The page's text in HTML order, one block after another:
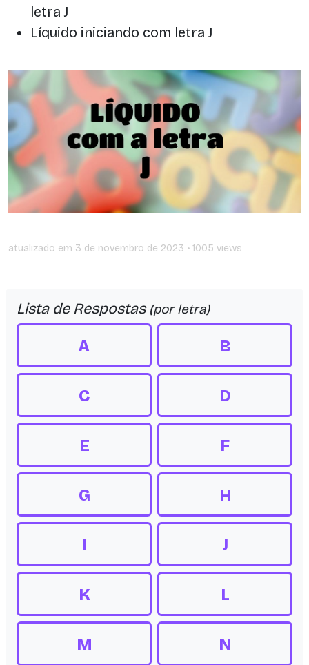
letra J
Líquido iniciando com letra J
atualizado em 3 de novembro de 2023 • 1005 views
Lista de Respostas (por letra)
A B
C D
E F
G H
I J
K L
M N